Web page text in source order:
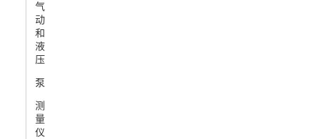
气
动
和
液
压
泵
测
量
仪